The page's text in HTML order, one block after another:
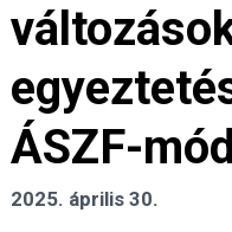
ÁSZF-
2025. április 30.